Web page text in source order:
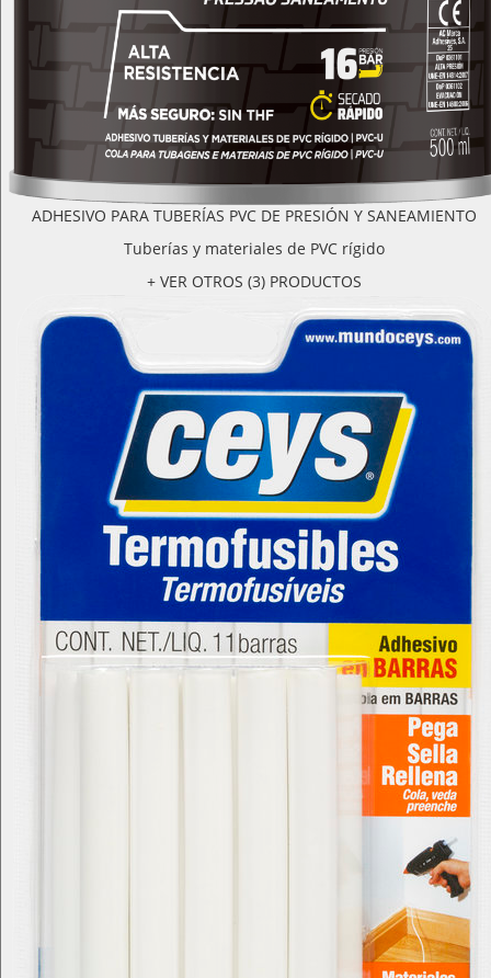
ADHESIVO PARA TUBERÍAS PVC DE PRESIÓN Y SANEAMIENTO
Tuberías y materiales de PVC rígido
+ VER OTROS (3) PRODUCTOS